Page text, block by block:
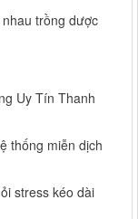
trồng dược
Uy Tín Thanh
thống miễn dịch
stress kéo dài